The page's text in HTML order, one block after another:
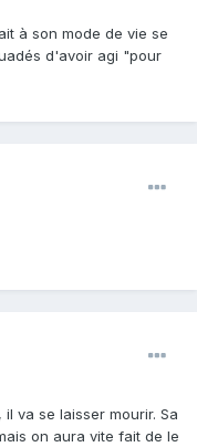
à son mode de vie se
d'avoir agi "pour
va se laisser mourir. Sa
on aura vite fait de le